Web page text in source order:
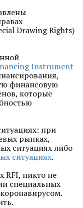
Drawing Rights)
Instrument
финансовую
которые
при
рынках,
ситуациях либо
ситуациях.
RFI, никто не
специальных